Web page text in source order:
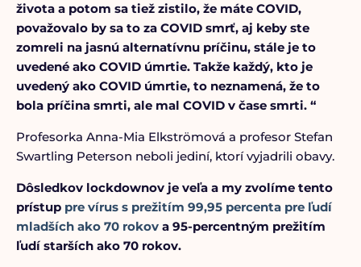
života a potom sa tiež zistilo, že máte COVID,
považovalo by sa to za COVID smrť, aj keby ste
zomreli na jasnú alternatívnu príčinu, stále je to
uvedené ako COVID úmrtie. Takže každý, kto je
uvedený ako COVID úmrtie, to neznamená, že to
bola príčina smrti, ale mal COVID v čase smrti. “
Profesorka Anna-Mia Elkströmová a profesor Stefan
Swartling Peterson neboli jediní, ktorí vyjadrili obavy.
Dôsledkov lockdownov je veľa a my zvolíme tento
prístup pre vírus s prežitím 99,95 percenta pre ľudí
mladších ako 70 rokova 95-percentným prežitím
ľudí starších ako 70 rokov.